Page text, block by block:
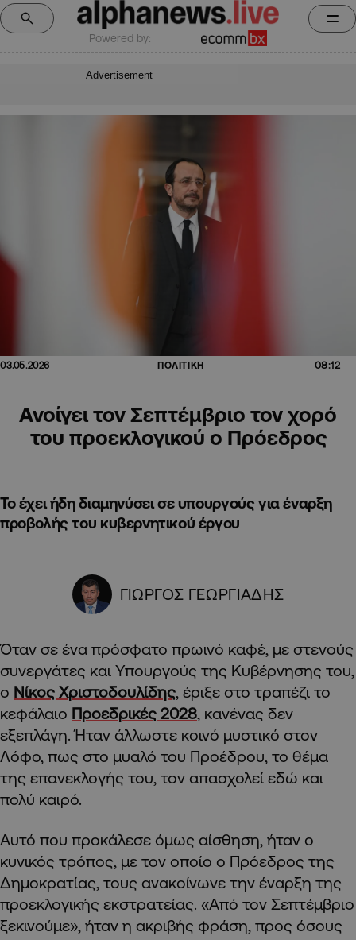
Powered by:
Advertisement
03.05.2026 ΠΟΛΙΤΙΚΗ 08:12
Ανοίγει τον Σεπτέμβριο τον χορό
του προεκλογικού ο Πρόεδρος
Το έχει ήδη διαμηνύσει σε υπουργούς για έναρξη
προβολής του κυβερνητικού έργου
ΓΙΩΡΓΟΣ ΓΕΩΡΓΙΑΔΗΣ
Όταν σε ένα πρόσφατο πρωινό καφέ, με στενούς
συνεργάτες και Υπουργούς της Κυβέρνησης του,
ο Νίκος Χριστοδουλίδης, έριξε στο τραπέζι το
κεφάλαιο Προεδρικές 2028, κανένας δεν
εξεπλάγη. Ήταν άλλωστε κοινό μυστικό στον
Λόφο, πως στο μυαλό του Προέδρου, το θέμα
της επανεκλογής του, τον απασχολεί εδώ και
πολύ καιρό.
Αυτό που προκάλεσε όμως αίσθηση, ήταν ο
κυνικός τρόπος, με τον οποίο ο Πρόεδρος της
Δημοκρατίας, τους ανακοίνωνε την έναρξη της
προεκλογικής εκστρατείας. «Από τον Σεπτέμβριο
ξεκινούμε», ήταν η ακριβής φράση, προς όσους